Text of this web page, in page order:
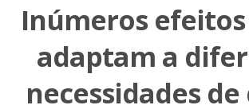
Inúmeros
adaptam a
necessidades